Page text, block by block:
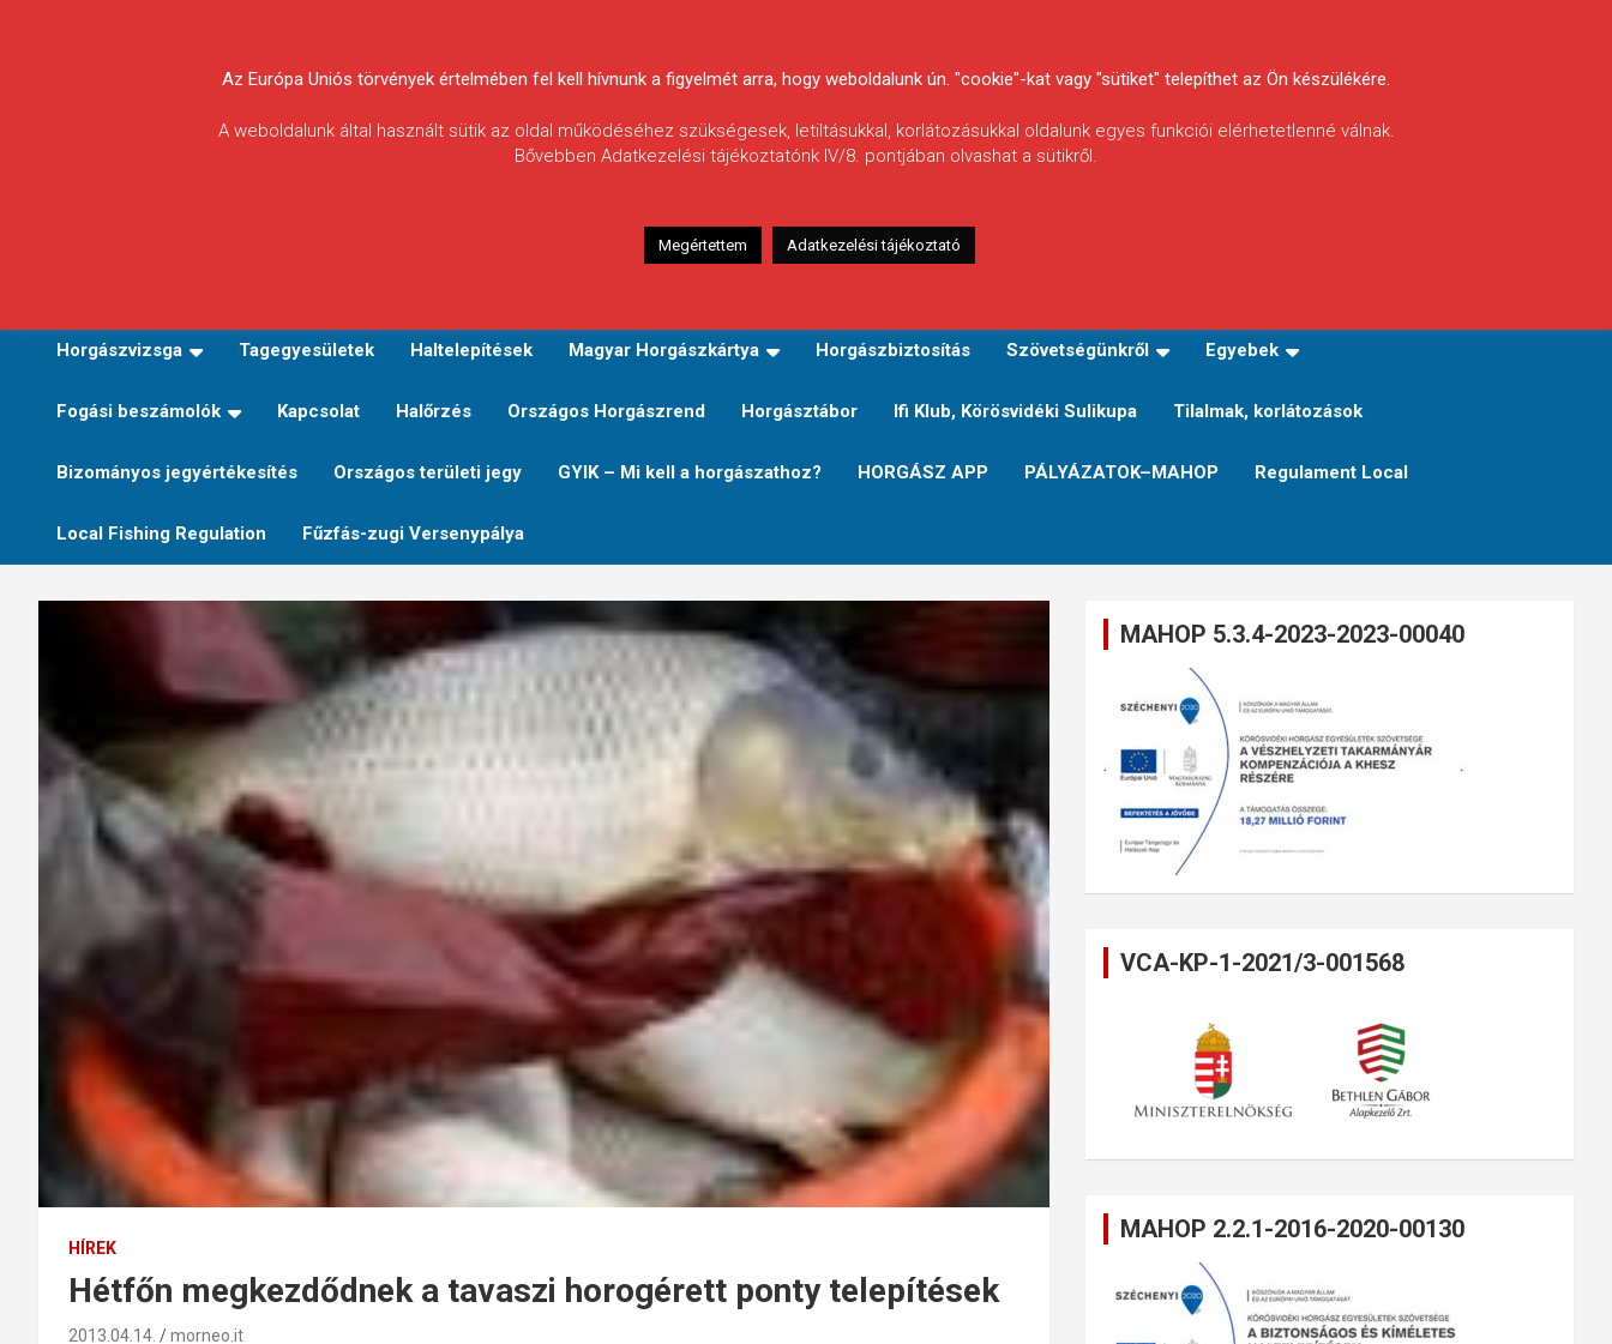
Körösvidéki Horgász
Egyesületek
Horgászvizsga Tagegyesületek Haltelepítések Magyar Horgászkártya Horgászbiztosítás Szövetségünkről Egyebek
Fogási beszámolók Kapcsolat Halőrzés Országos Horgászrend Horgásztábor Ifi Klub, Körösvidéki Sulikupa Tilalmak, korlátozások
Bizományos jegyértékesítés Országos területi jegy GYIK – Mi kell a horgászathoz? HORGÁSZ APP PÁLYÁZATOK–MAHOP Regulament Local
Local Fishing Regulation Fűzfás-zugi Versenypálya
HÍREK
Hétfőn megkezdődnek a tavaszi horogérett ponty telepítések
2013.04.14. morneo.it
MAHOP 5.3.4-2023-2023-00040
VCA-KP-1-2021/3-001568
MAHOP 2.2.1-2016-2020-00130
Az Európa Uniós törvények értelmében fel kell hívnunk a figyelmét arra, hogy weboldalunk ún. "cookie"-kat vagy "sütiket" telepíthet az Ön készülékére.
A weboldalunk által használt sütik az oldal működéséhez szükségesek, letiltásukkal, korlátozásukkal oldalunk egyes funkciói elérhetetlenné válnak.
Bővebben Adatkezelési tájékoztatónk IV/8. pontjában olvashat a sütikről.
Megértettem Adatkezelési tájékoztató